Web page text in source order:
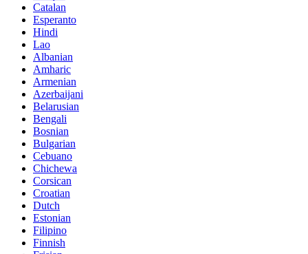
Catalan
Esperanto
Hindi
Lao
Albanian
Amharic
Armenian
Azerbaijani
Belarusian
Bengali
Bosnian
Bulgarian
Cebuano
Chichewa
Corsican
Croatian
Dutch
Estonian
Filipino
Finnish